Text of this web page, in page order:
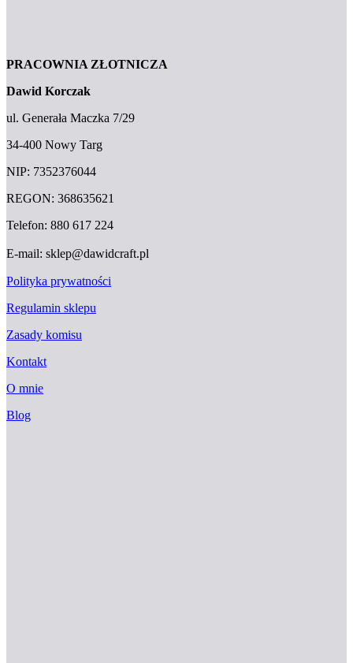
PRACOWNIA ZŁOTNICZA
Dawid Korczak
ul. Generała Maczka 7/29
34-400 Nowy Targ
NIP: 7352376044
REGON: 368635621
Telefon: 880 617 224
E-mail: sklep@dawidcraft.pl
Polityka prywatności
Regulamin sklepu
Zasady komisu
Kontakt
O mnie
Blog